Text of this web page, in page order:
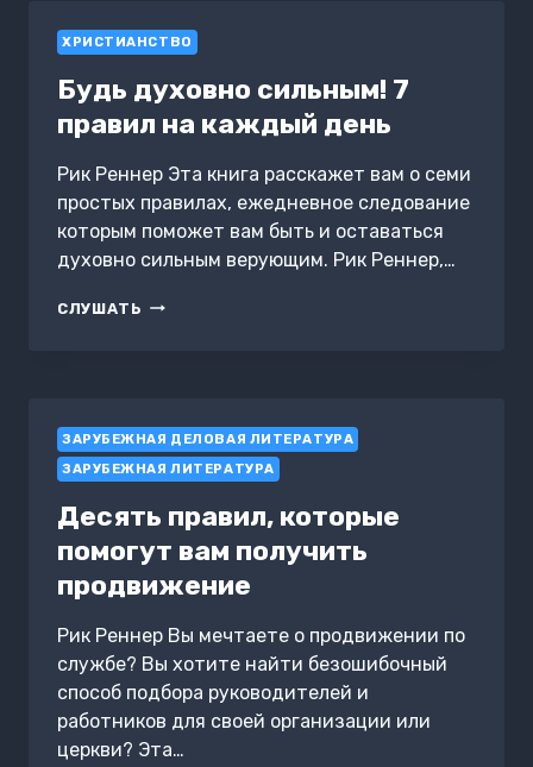
НЕБЕС
ХРИСТИАНСТВО
Будь духовно сильным! 7
правил на каждый день
Рик Реннер Эта книга расскажет вам о семи
простых правилах, ежедневное следование
которым поможет вам быть и оставаться
духовно сильным верующим. Рик Реннер,…
СЛУШАТЬ БУДЬ
КАЖДЫЙ
ДЕНЬ
ЗАРУБЕЖНАЯ ДЕЛОВАЯ ЛИТЕРАТУРА
ЗАРУБЕЖНАЯ ЛИТЕРАТУРА
Десять правил, которые
помогут вам получить
продвижение
Рик Реннер Вы мечтаете о продвижении по
службе? Вы хотите найти безошибочный
способ подбора руководителей и
работников для своей организации или
церкви? Эта…